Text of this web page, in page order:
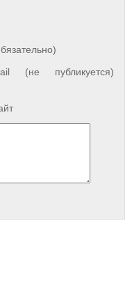
(не публикуется)